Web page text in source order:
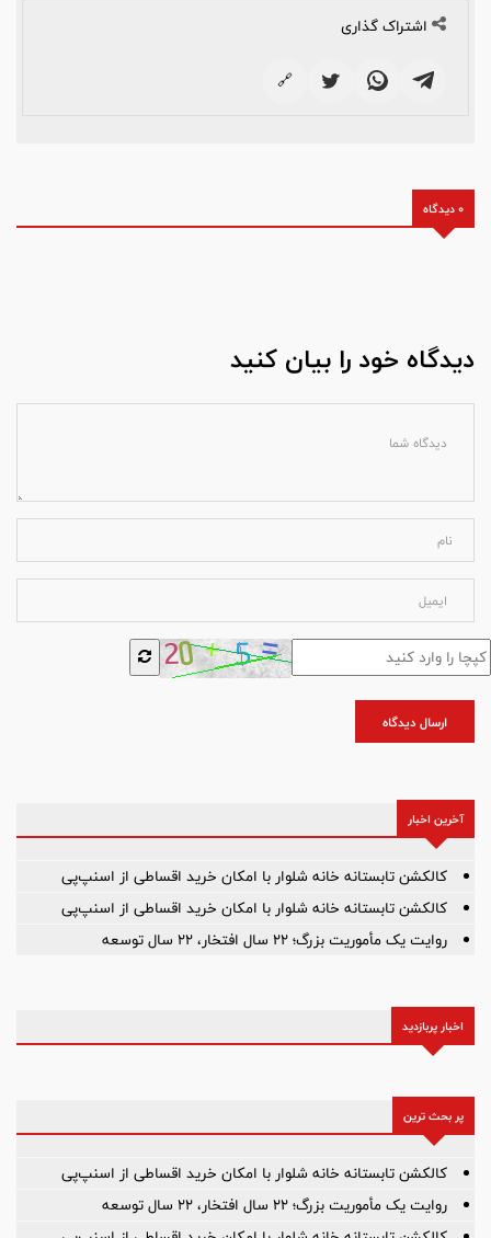
اشتراک گذاری
🔗
0 دیدگاه
دیدگاه خود را بیان کنید
ارسال دیدگاه
آخرین اخبار
کالکشن تابستانه خانه شلوار با امکان خرید اقساطی از اسنپ‌پی
کالکشن تابستانه خانه شلوار با امکان خرید اقساطی از اسنپ‌پی
روایت یک مأموریت بزرگ؛ ۲۲ سال افتخار، ۲۲ سال توسعه
اخبار پربازدید
پر بحث ترین
کالکشن تابستانه خانه شلوار با امکان خرید اقساطی از اسنپ‌پی
روایت یک مأموریت بزرگ؛ ۲۲ سال افتخار، ۲۲ سال توسعه